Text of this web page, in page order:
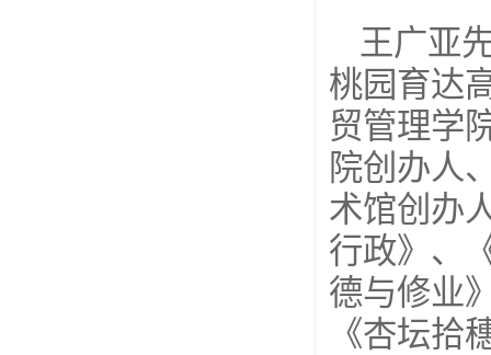
王广亚
桃园育达
贸管理学
院创办人
术馆创办
行政》、
德与修业
《杏坛拾